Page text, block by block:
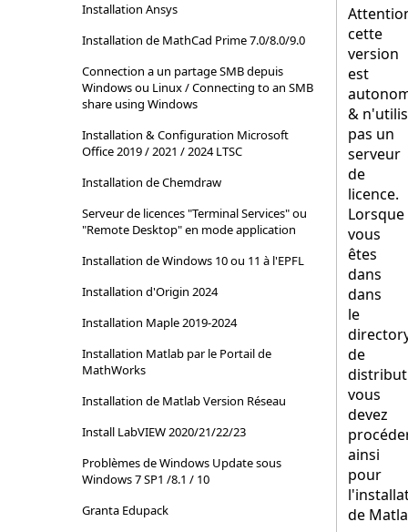
Installation Ansys
Installation de MathCad Prime 7.0/8.0/9.0
Connection a un partage SMB depuis
Windows ou Linux / Connecting to an SMB
share using Windows
Installation & Configuration Microsoft
Office 2019 / 2021 / 2024 LTSC
Installation de Chemdraw
Serveur de licences "Terminal Services" ou
"Remote Desktop" en mode application
Installation de Windows 10 ou 11 à l'EPFL
Installation d'Origin 2024
Installation Maple 2019-2024
Installation Matlab par le Portail de
MathWorks
Installation de Matlab Version Réseau
Install LabVIEW 2020/21/22/23
Problèmes de Windows Update sous
Windows 7 SP1 /8.1 / 10
Granta Edupack
cette
version
est
&
pas un
serveur
de
licence.
Lorsque
vous
êtes
dans
dans
le
de
vous
devez
ainsi
pour
de